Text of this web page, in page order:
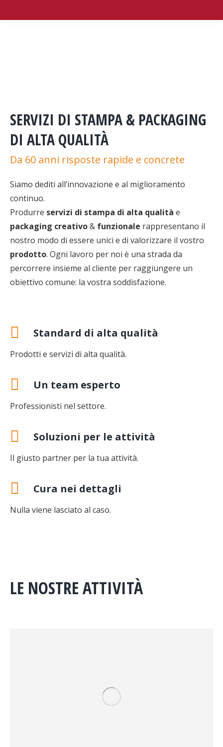
SERVIZI DI STAMPA & PACKAGING
DI ALTA QUALITÀ
Da 60 anni risposte rapide e concrete
Siamo dediti all’innovazione e al miglioramento
continuo.
Produrre servizi di stampa di alta qualità e
packaging creativo& funzionale rappresentano il
nostro modo di essere unici e di valorizzare il vostro
prodotto. Ogni lavoro per noi è una strada da
percorrere insieme al cliente per raggiungere un
obiettivo comune: la vostra soddisfazione.
Standard di alta qualità
Prodotti e servizi di alta qualità.
Un team esperto
Professionisti nel settore.
Soluzioni per le attività
Il giusto partner per la tua attività.
Cura nei dettagli
Nulla viene lasciato al caso.
LE NOSTRE ATTIVITÀ